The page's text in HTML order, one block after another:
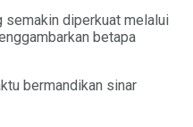
semakin diperkuat melalui
betapa
bermandikan sinar